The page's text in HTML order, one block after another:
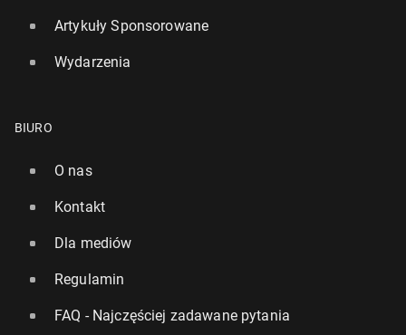
Artykuły Sponsorowane
Wydarzenia
BIURO
O nas
Kontakt
Dla mediów
Regulamin
FAQ - Najczęściej zadawane pytania